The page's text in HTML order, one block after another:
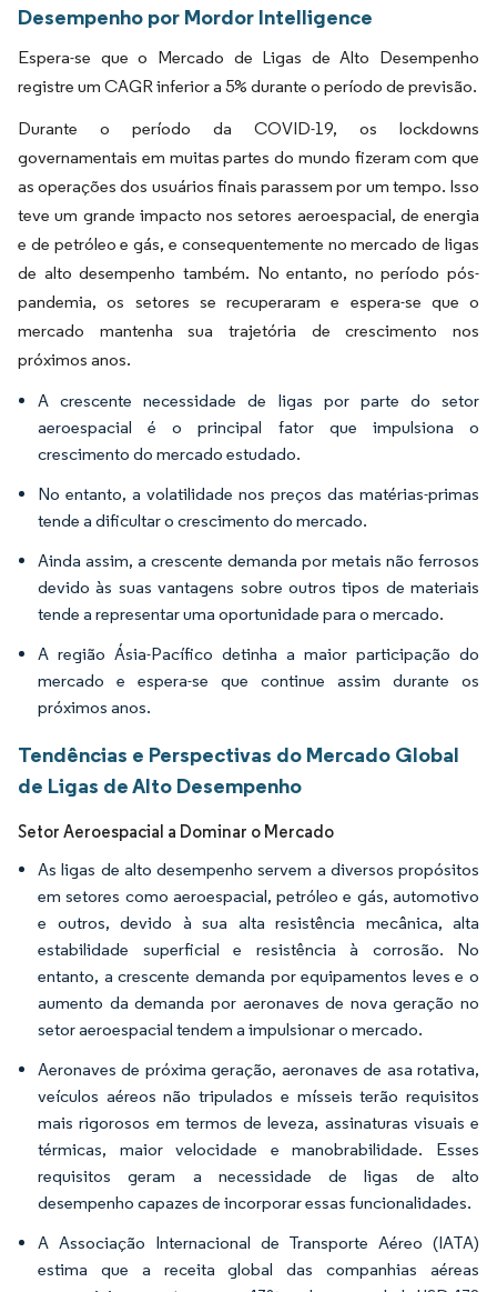
Desempenho por Mordor Intelligence
Espera-se que o Mercado de Ligas de Alto Desempenho
registre um CAGR inferior a 5% durante o período de previsão.
Durante o período da COVID-19, os lockdowns
governamentais em muitas partes do mundo fizeram com que
as operações dos usuários finais parassem por um tempo. Isso
teve um grande impacto nos setores aeroespacial, de energia
e de petróleo e gás, e consequentemente no mercado de ligas
de alto desempenho também. No entanto, no período pós-
pandemia, os setores se recuperaram e espera-se que o
mercado mantenha sua trajetória de crescimento nos
próximos anos.
A crescente necessidade de ligas por parte do setor
aeroespacial é o principal fator que impulsiona o
crescimento do mercado estudado.
No entanto, a volatilidade nos preços das matérias-primas
tende a dificultar o crescimento do mercado.
Ainda assim, a crescente demanda por metais não ferrosos
devido às suas vantagens sobre outros tipos de materiais
tende a representar uma oportunidade para o mercado.
A região Ásia-Pacífico detinha a maior participação do
mercado e espera-se que continue assim durante os
próximos anos.
Tendências e Perspectivas do Mercado Global
de Ligas de Alto Desempenho
Setor Aeroespacial a Dominar o Mercado
As ligas de alto desempenho servem a diversos propósitos
em setores como aeroespacial, petróleo e gás, automotivo
e outros, devido à sua alta resistência mecânica, alta
estabilidade superficial e resistência à corrosão. No
entanto, a crescente demanda por equipamentos leves e o
aumento da demanda por aeronaves de nova geração no
setor aeroespacial tendem a impulsionar o mercado.
Aeronaves de próxima geração, aeronaves de asa rotativa,
veículos aéreos não tripulados e mísseis terão requisitos
mais rigorosos em termos de leveza, assinaturas visuais e
térmicas, maior velocidade e manobrabilidade. Esses
requisitos geram a necessidade de ligas de alto
desempenho capazes de incorporar essas funcionalidades.
A Associação Internacional de Transporte Aéreo (IATA)
estima que a receita global das companhias aéreas